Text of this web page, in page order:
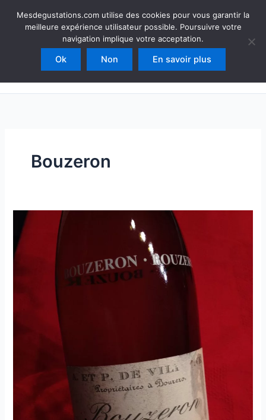
Mesdegustations
Dégustations, accords & autour du vin
Rechercher
Bouzeron
Mesdegustations.com utilise des cookies pour vous garantir la
meilleure expérience utilisateur possible. Poursuivre votre
navigation implique votre acceptation.
Ok Non En savoir plus